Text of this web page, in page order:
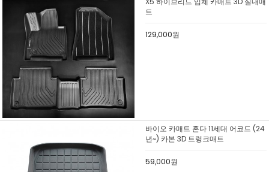
트
129,000원
바이오 카매트 혼다 11세대 어코드 (24
년~) 카본 3D 트렁크매트
59,000원